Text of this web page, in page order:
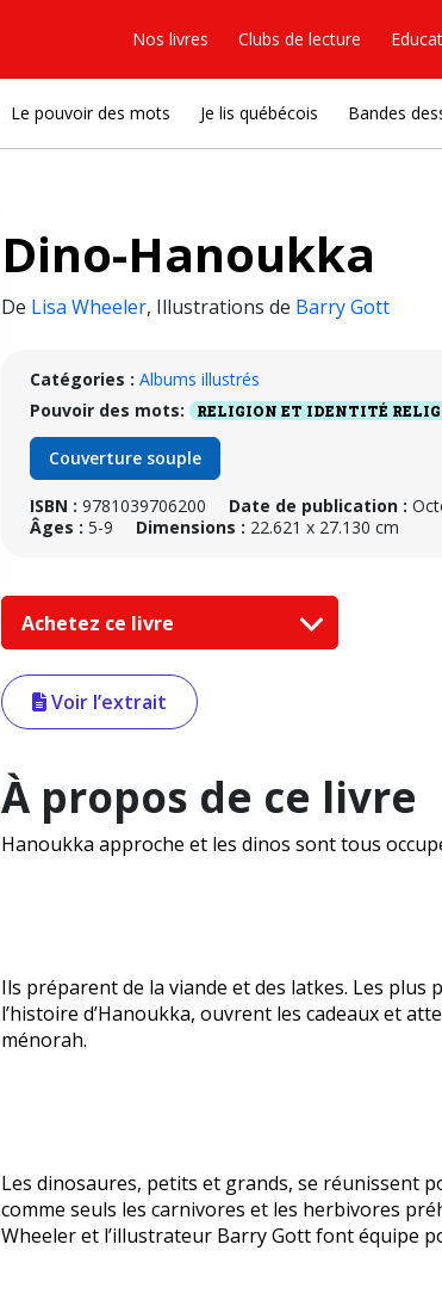
Nos livres Clubs de lecture
Le pouvoir des mots Je lis québécois Bandes
Dino-Hanoukka
De Lisa Wheeler, Illustrations de Barry Gott
Catégories : Albums illustrés
Pouvoir des mots:
RELIGION ET IDENTITÉ
Couverture souple
ISBN : 9781039706200 Date de publication :
Âges : 5-9 Dimensions : 22.621 x 27.130 cm
Achetez ce livre
Voir l’extrait
À propos de ce livre
Hanoukka approche et les dinos sont tous
Ils préparent de la viande et des latkes. Les
l’histoire d’Hanoukka, ouvrent les cadeaux et
ménorah.
Les dinosaures, petits et grands, se réunissent
comme seuls les carnivores et les herbivores
Wheeler et l’illustrateur Barry Gott font équipe